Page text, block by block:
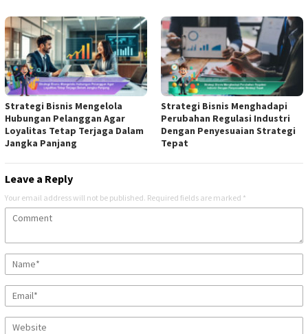
Strategi Bisnis Mengelola
Hubungan Pelanggan Agar
Loyalitas Tetap Terjaga Dalam
Jangka Panjang
Strategi Bisnis Menghadapi
Perubahan Regulasi Industri
Dengan Penyesuaian Strategi
Tepat
Leave a Reply
Your email address will not be published. Required fields are marked *